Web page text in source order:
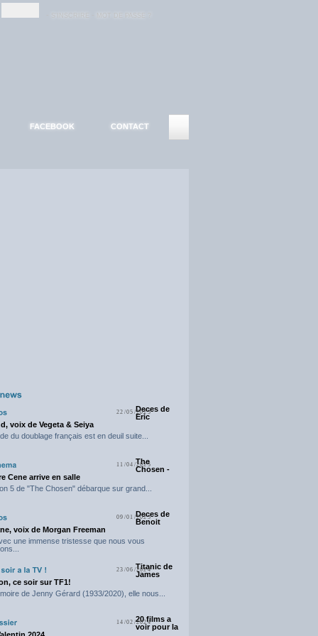
FACEBOOK CONTACT
22/05/2025Deces de
Eric
voix de Vegeta & Seiya
du doublage français est en deuil suite...
11/04/2025
The
Chosen -
Cene arrive en salle
5 de "The Chosen" débarque sur grand...
09/01/2025Deces de
Benoit
voix de Morgan Freeman
une immense tristesse que nous vous
23/06/2024Titanic de
James
ce soir sur TF1!
de Jenny Gérard (1933/2020), elle nous...
14/02/202420 films a
voir pour la